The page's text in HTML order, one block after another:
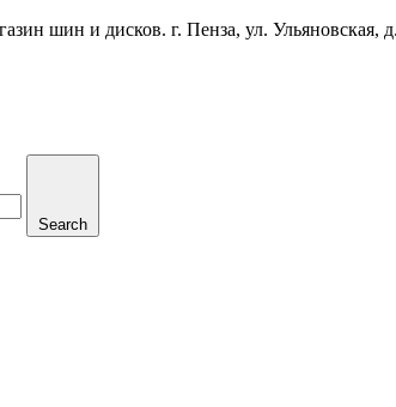
шин и дисков. г. Пенза, ул. Ульяновская,
Search